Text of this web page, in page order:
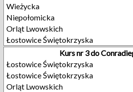
Wieżycka
Niepołomicka
Orląt Lwowskich
Łostowice Świętokrzyska
Kurs nr 3 do
Łostowice Świętokrzyska
Łostowice Świętokrzyska
Orląt Lwowskich